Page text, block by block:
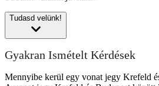
Tudasd velünk!
Gyakran Ismételt Kérdések
Mennyibe kerül egy vonat jegy Krefeld